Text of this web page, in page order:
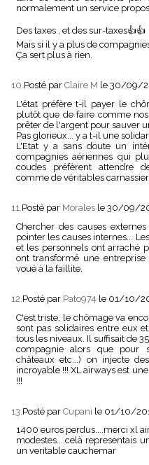
normalement un service
Des taxes , et des sur-taxes👍👍
Mais si il y a plus de
Ça sert plus à rien.
10.Posté par Claire M le 30/09/
L'état préfère t-il payer le
plutôt que de faire comme
prêter de l'argent pour sauver
Pas glorieux... y a t-il une
L'Etat y a sans doute un
compagnies aériennes qui
coudes préfèrent attendre
comme de véritables
11.Posté par Morales le 30/09/
Chercher des causes
pointer les causes internes...
et les personnels ont arraché
ont transformé une
voué à la faillite.
12.Posté par Pato974 le 01/10/
C'est triste, le chômage va
sont pas solidaires entre eux
tous les niveaux. Il suffisait de
compagnie alors que pour
châteaux etc...) on injecte
incroyable !!! XL airways est
!!!
13. Posté par Cupani le 01/10/
1400 euros perdus....merci xl
modestes....celà representais
un veritable cauchemar